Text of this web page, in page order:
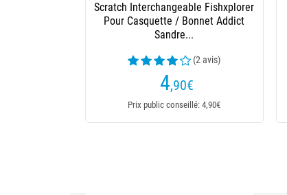
Scratch Interchangeable Fishxplorer
Pour Casquette / Bonnet Addict
Sandre...
(2 avis)
4,90€
Prix public conseillé: 4,90€